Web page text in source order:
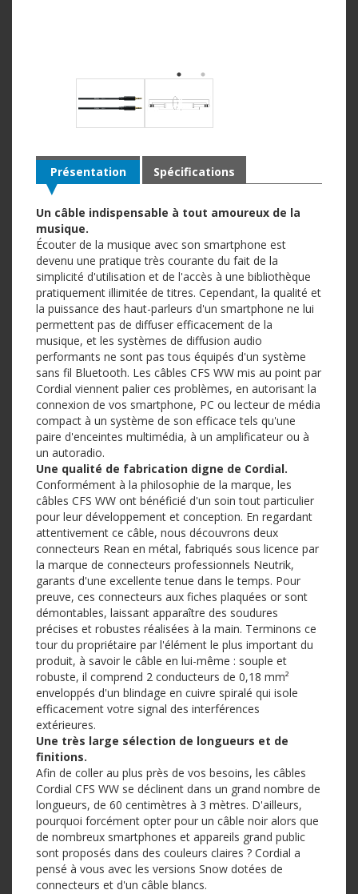
Présentation
Un câble indispensable à tout amoureux de la
musique.
Écouter de la musique avec son smartphone est
devenu une pratique très courante du fait de la
simplicité d'utilisation et de l'accès à une bibliothèque
pratiquement illimitée de titres. Cependant, la qualité et
la puissance des haut-parleurs d'un smartphone ne lui
permettent pas de diffuser efficacement de la
musique, et les systèmes de diffusion audio
performants ne sont pas tous équipés d'un système
sans fil Bluetooth. Les câbles CFS WW mis au point par
Cordial viennent palier ces problèmes, en autorisant la
connexion de vos smartphone, PC ou lecteur de média
compact à un système de son efficace tels qu'une
paire d'enceintes multimédia, à un amplificateur ou à
un autoradio.
Une qualité de fabrication digne de Cordial.
Conformément à la philosophie de la marque, les
câbles CFS WW ont bénéficié d'un soin tout particulier
pour leur développement et conception. En regardant
attentivement ce câble, nous découvrons deux
connecteurs Rean en métal, fabriqués sous licence par
la marque de connecteurs professionnels Neutrik,
garants d'une excellente tenue dans le temps. Pour
preuve, ces connecteurs aux fiches plaquées or sont
démontables, laissant apparaître des soudures
précises et robustes réalisées à la main. Terminons ce
tour du propriétaire par l'élément le plus important du
produit, à savoir le câble en lui-même : souple et
robuste, il comprend 2 conducteurs de 0,18 mm²
enveloppés d'un blindage en cuivre spiralé qui isole
efficacement votre signal des interférences
extérieures.
Une très large sélection de longueurs et de
finitions.
Afin de coller au plus près de vos besoins, les câbles
Cordial CFS WW se déclinent dans un grand nombre de
longueurs, de 60 centimètres à 3 mètres. D'ailleurs,
pourquoi forcément opter pour un câble noir alors que
de nombreux smartphones et appareils grand public
sont proposés dans des couleurs claires ? Cordial a
pensé à vous avec les versions Snow dotées de
connecteurs et d'un câble blancs.
Spécifications